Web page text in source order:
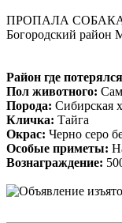
ПРОПАЛА СОБАКА 30
Богородский район
Район где
Пол животного:
Порода: Сибирская
Кличка: Тайга
Окрас: Черно серо
Особые приметы:
Вознаграждение: